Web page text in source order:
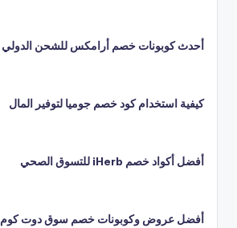
أحدث كوبونات خصم أرامكس للشحن الدولي
كيفية استخدام كود خصم جوميا لتوفير المال
أفضل أكواد خصم iHerb للتسوق الصحي
أفضل عروض وكوبونات خصم سوق دوت كوم